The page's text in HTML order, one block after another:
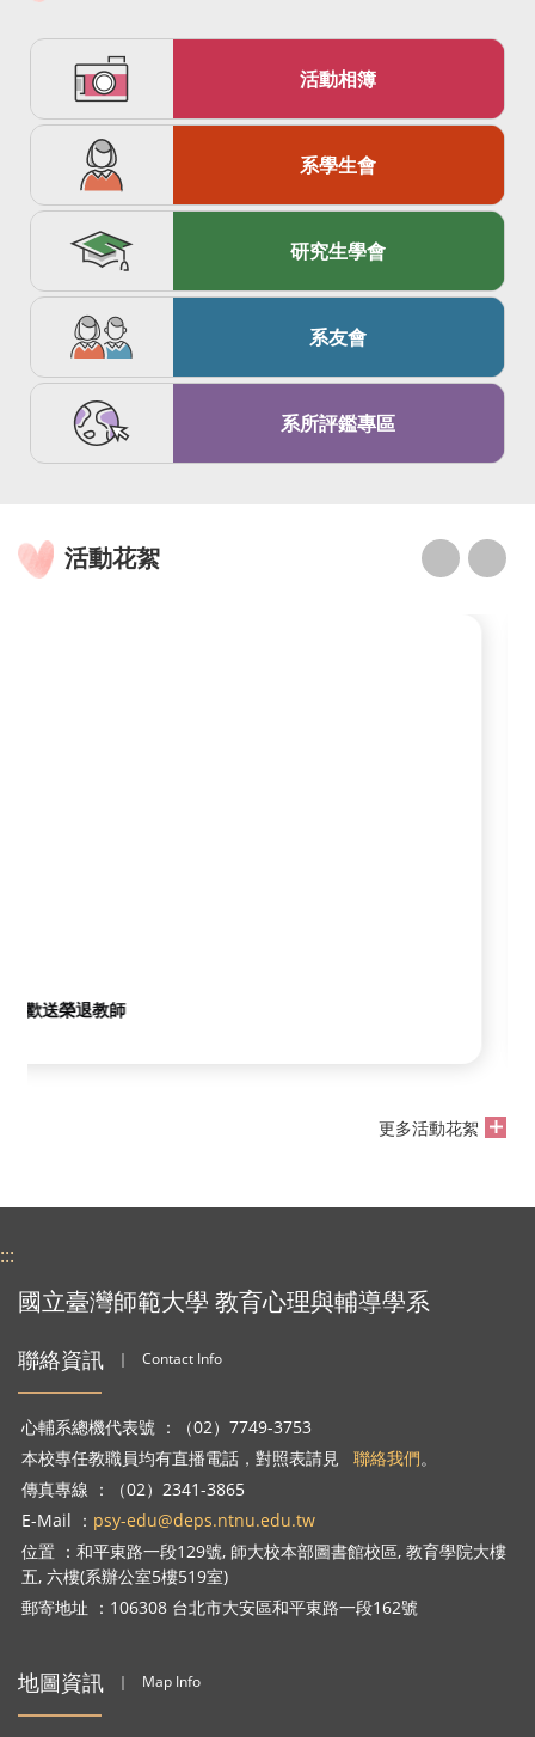
活動相簿
系學生會
研究生學會
系友會
系所評鑑專區
活動花絮
學生榮譽
更多活動花絮
:::
國立臺灣師範大學 教育心理與輔導學系
聯絡資訊 ｜ Contact Info
心輔系總機代表號 ：（02）7749-3753
本校專任教職員均有直播電話，對照表請見 聯絡我們。
傳真專線 ：（02）2341-3865
E-Mail ： psy-edu@deps.ntnu.edu.tw
位置 ：和平東路一段129號, 師大校本部圖書館校區, 教育學院大樓
五, 六樓(系辦公室5樓519室)
郵寄地址 ：106308 台北市大安區和平東路一段162號
地圖資訊 ｜ Map Info